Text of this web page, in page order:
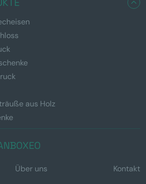
aus Holz
Über uns Kontakt